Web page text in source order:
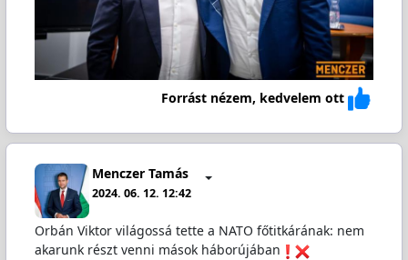
Forrást nézem, kedvelem ott
Menczer Tamás
2024. 06. 12. 12:42
Orbán Viktor világossá tette a NATO főtitkárának: nem
akarunk részt venni mások háborújában